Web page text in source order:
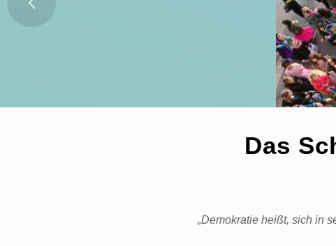
Das
„Demokratie heißt, sich in